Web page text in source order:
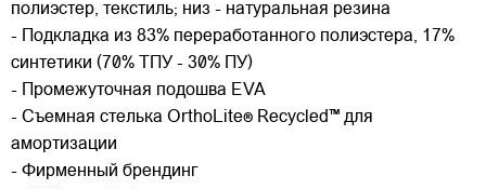
полиэстер, текстиль; низ - натуральная резина
- Подкладка из 83% переработанного полиэстера, 17%
синтетики (70% ТПУ - 30% ПУ)
- Промежуточная подошва EVA
- Съемная стелька OrthoLite® Recycled™ для
амортизации
- Фирменный брендинг